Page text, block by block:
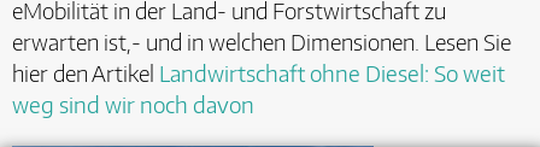
eMobilität in der Land- und Forstwirtschaft zu
erwarten ist,- und in welchen Dimensionen. Lesen Sie
hier den Artikel Landwirtschaft ohne Diesel: So weit
weg sind wir noch davon